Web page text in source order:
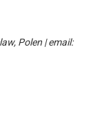
Polen | email: